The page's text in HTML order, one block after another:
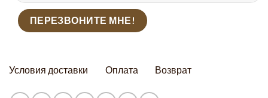
Условия доставки Оплата Возврат